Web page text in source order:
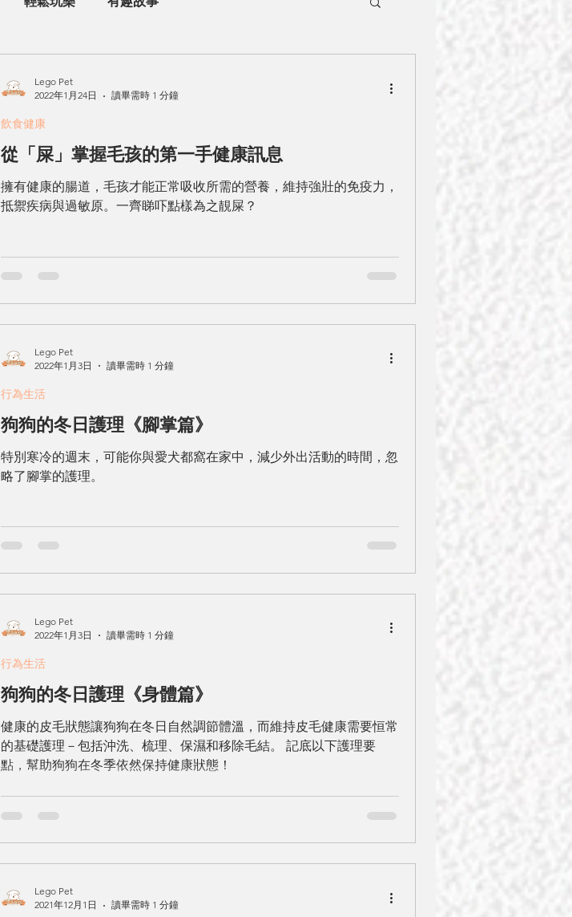
從「屎」掌握毛孩的第一手健康訊息
擁有健康的腸道，毛孩才能正常吸收所需的營養，維持強壯的免疫力，
抵禦疾病與過敏原。一齊睇吓點樣為之靚屎？
飲食健康
Lego Pet
2022年1月24日
讀畢需時 1 分鐘
狗狗的冬日護理《腳掌篇》
特別寒冷的週末，可能你與愛犬都窩在家中，減少外出活動的時間，忽
略了腳掌的護理。
行為生活
Lego Pet
2022年1月3日
讀畢需時 1 分鐘
狗狗的冬日護理《身體篇》
健康的皮毛狀態讓狗狗在冬日自然調節體溫，而維持皮毛健康需要恒常
的基礎護理－包括沖洗、梳理、保濕和移除毛結。 記底以下護理要
點，幫助狗狗在冬季依然保持健康狀態！
行為生活
Lego Pet
2022年1月3日
讀畢需時 1 分鐘
Lego Pet
2021年12月1日
讀畢需時 1 分鐘